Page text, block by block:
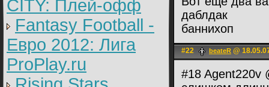
CITY: Плей-офф
Fantasy Football -
Евро 2012: Лига
ProPlay.ru
даблдак
баннихоп
#22 beateR @
#18 Agent220v